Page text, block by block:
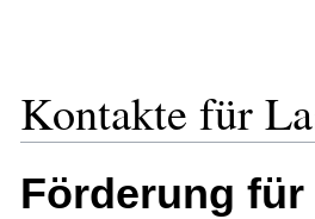
Kontakte für
Förderung